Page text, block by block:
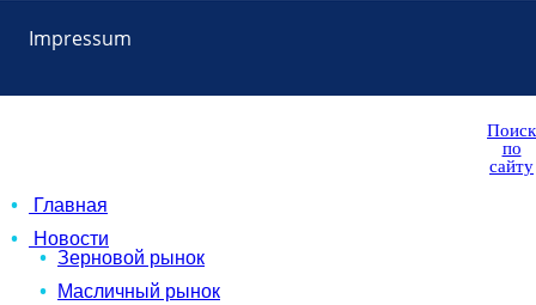
Impressum
Поиск
по
сайту
Главная
Новости
Зерновой рынок
Масличный рынок